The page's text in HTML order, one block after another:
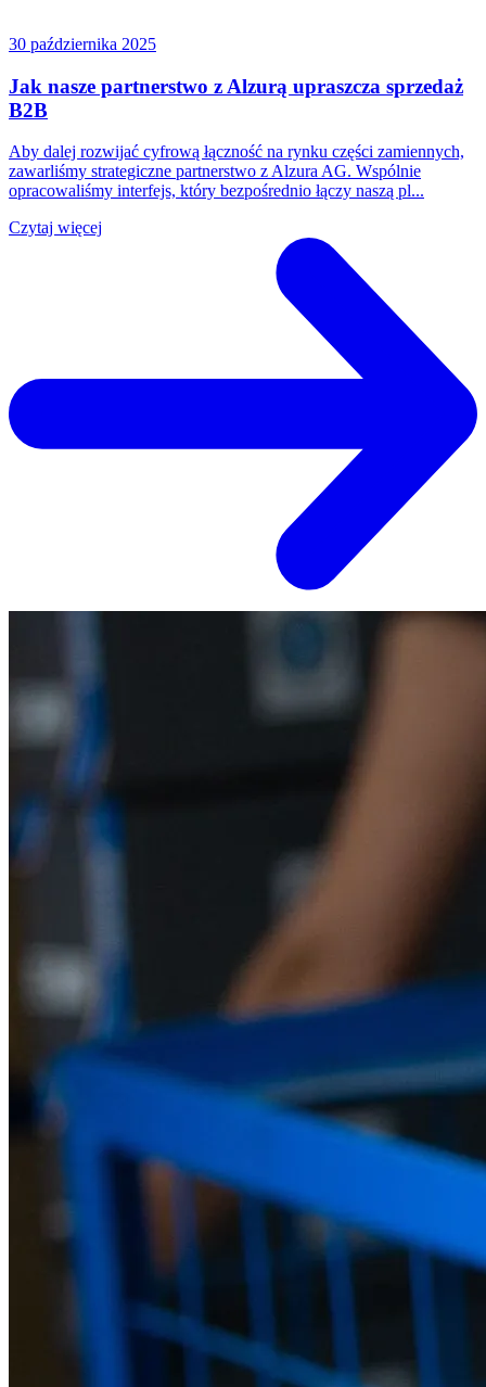
30 października 2025
Jak nasze partnerstwo z Alzurą upraszcza sprzedaż
B2B
Aby dalej rozwijać cyfrową łączność na rynku części zamiennych,
zawarliśmy strategiczne partnerstwo z Alzura AG. Wspólnie
opracowaliśmy interfejs, który bezpośrednio łączy naszą pl...
Czytaj więcej